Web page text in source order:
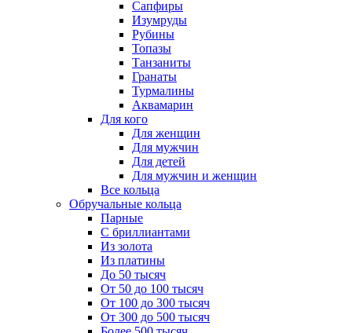
Сапфиры
Изумруды
Рубины
Топазы
Танзаниты
Гранаты
Турмалины
Аквамарин
Для кого
Для женщин
Для мужчин
Для детей
Для мужчин и женщин
Все кольца
Обручальные кольца
Парные
С бриллиантами
Из золота
Из платины
До 50 тысяч
От 50 до 100 тысяч
От 100 до 300 тысяч
От 300 до 500 тысяч